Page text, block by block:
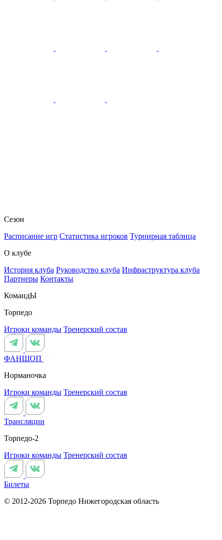
Сезон
Расписание игр Статистика игроков Турнирная таблица
О клубе
История клуба Руководство клуба Инфраструктура клуба
Партнеры Контакты
КомандЫ
Торпедо
Игроки команды Тренерский состав
ФАНШОП
Норманочка
Игроки команды Тренерский состав
Трансляции
Торпедо-2
Игроки команды Тренерский состав
Билеты
© 2012-2026 Торпедо Нижегородская область